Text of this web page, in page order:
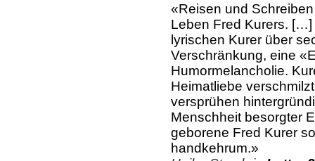
«Reisen und
Leben Fred Kurers. […]
lyrischen Kurer über
Verschränkung, eine
Humormelancholie.
Heimatliebe
versprühen
Menschheit besorgter
geborene Fred Kurer
handkehrum.»